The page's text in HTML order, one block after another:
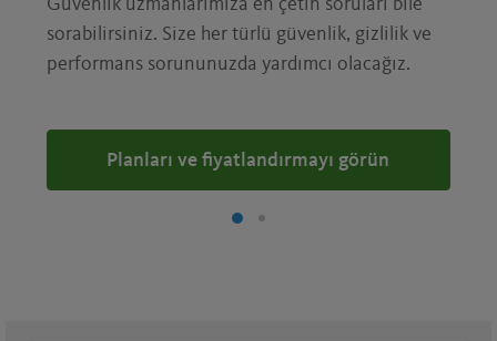
Güvenlik uzmanlarımıza en çetin soruları bile
sorabilirsiniz. Size her türlü güvenlik, gizlilik ve
performans sorununuzda yardımcı olacağız.
Planları ve fiyatlandırmayı görün